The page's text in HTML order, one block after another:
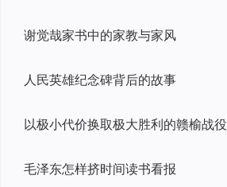
谢觉哉家书中的家教与家风
人民英雄纪念碑背后的故事
以极小代价换取极大胜利的赣榆战役
毛泽东怎样挤时间读书看报